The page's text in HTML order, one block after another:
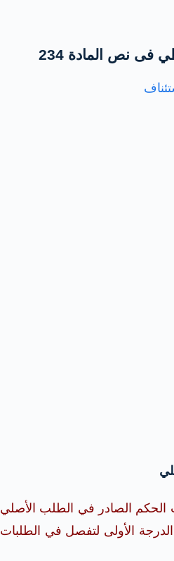
فى نص المادة 234
الصادر في الطلب الأصلي
الأولى لتفصل في الطلبات